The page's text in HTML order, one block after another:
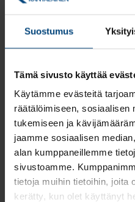
Suostumus
Tämä sivusto käyttää
Käytämme evästeitä
räätälöimiseen, sosiaalisen
tukemiseen ja
jaamme sosiaalisen
alan kumppaneillemme
sivustoamme.
tietoja muihin tietoihin, joita
kerätty, kun olet käyttänyt
helppoa
Marja Janhunen korostaa
”Tilitoimisto on usein
Meillä tulee olla kyvykkyyttä ja
asiat sovitulla tavalla. Lisäksi
luottamukseen, sillä
ydinasioita”, Janhunen kuvailee.
Hän onkin suorastaan ylpeä
asiakkaastaan Renorista ja
Rantalaiselle rakennettu. Lisäksi
henkilöstön oma panos. Marja